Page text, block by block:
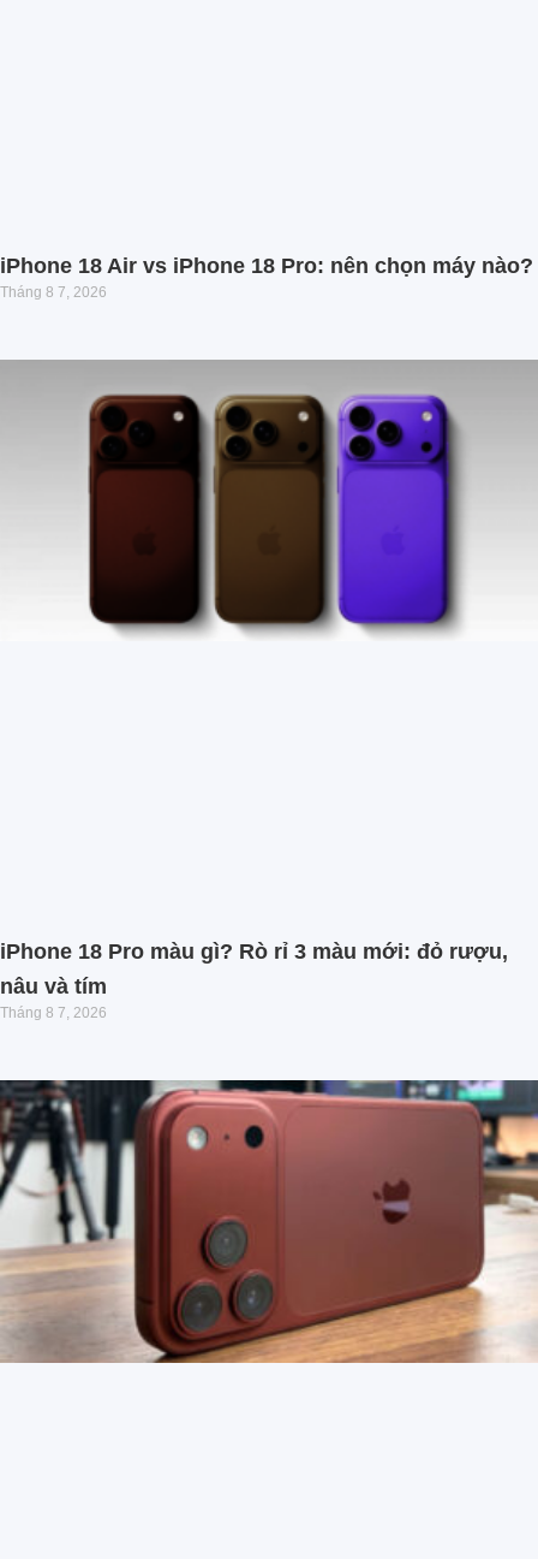
iPhone 18 Air vs iPhone 18 Pro: nên chọn máy nào?
Tháng 8 7, 2026
iPhone 18 Pro màu gì? Rò rỉ 3 màu mới: đỏ rượu,
nâu và tím
Tháng 8 7, 2026